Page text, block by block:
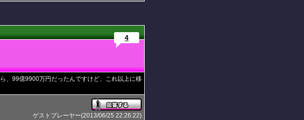
4
、99億9900万円だったんですけど、これ以上に移
ゲストプレーヤー(2013/06/25 22:26:22)